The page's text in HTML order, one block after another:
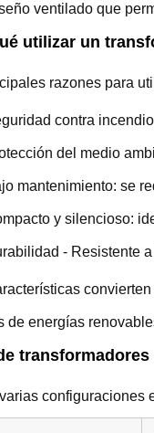
ventilado que
utilizar un
razones para
contra
del medio
mantenimiento: se
y silencioso:
- Resistente
de energías
transformadores
configuraciones